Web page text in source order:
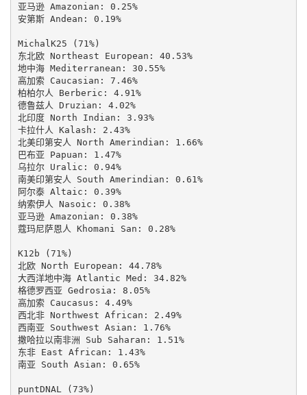
亚马逊 Amazonian: 0.25%
安第斯 Andean: 0.19%
MichalK25 (71%)
东北欧 Northeast European: 40.53%
地中海 Mediterranean: 30.55%
高加索 Caucasian: 7.46%
柏柏尔人 Berberic: 4.91%
德鲁兹人 Druzian: 4.02%
北印度 North Indian: 3.93%
卡拉什人 Kalash: 2.43%
北美印第安人 North Amerindian: 1.66%
巴布亚 Papuan: 1.47%
乌拉尔 Uralic: 0.94%
南美印第安人 South Amerindian: 0.61%
阿尔泰 Altaic: 0.39%
纳索伊人 Nasoic: 0.38%
亚马逊 Amazonian: 0.38%
蔻玛尼萨恩人 Khomani San: 0.28%
K12b (71%)
北欧 North European: 44.78%
大西洋地中海 Atlantic Med: 34.82%
格德罗西亚 Gedrosia: 8.05%
高加索 Caucasus: 4.49%
西北非 Northwest African: 2.49%
西南亚 Southwest Asian: 1.76%
撒哈拉以南非洲 Sub Saharan: 1.51%
东非 East African: 1.43%
南亚 South Asian: 0.65%
puntDNAL (73%)